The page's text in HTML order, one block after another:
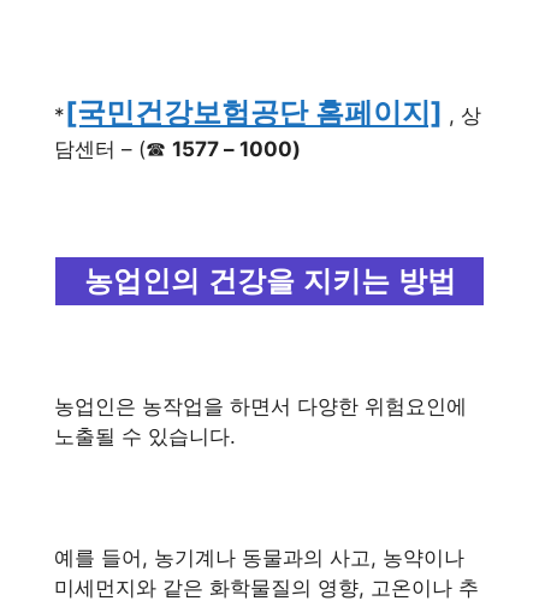
*[국민건강보험공단 홈페이지] , 상
담센터 – (☎ 1577 – 1000)
농업인의 건강을 지키는 방법
농업인은 농작업을 하면서 다양한 위험요인에
노출될 수 있습니다.
예를 들어, 농기계나 동물과의 사고, 농약이나
미세먼지와 같은 화학물질의 영향, 고온이나 추